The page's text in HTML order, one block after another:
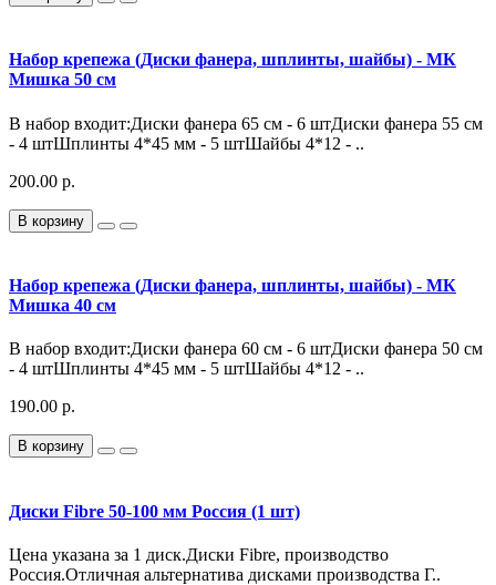
Набор крепежа (Диски фанера, шплинты, шайбы) - МК
Мишка 50 см
В набор входит:Диски фанера 65 см - 6 штДиски фанера 55 см
- 4 штШплинты 4*45 мм - 5 штШайбы 4*12 - ..
200.00 р.
В корзину
Набор крепежа (Диски фанера, шплинты, шайбы) - МК
Мишка 40 см
В набор входит:Диски фанера 60 см - 6 штДиски фанера 50 см
- 4 штШплинты 4*45 мм - 5 штШайбы 4*12 - ..
190.00 р.
В корзину
Диски Fibre 50-100 мм Россия (1 шт)
Цена указана за 1 диск.Диски Fibre, производство
Россия.Отличная альтернатива дисками производства Г..